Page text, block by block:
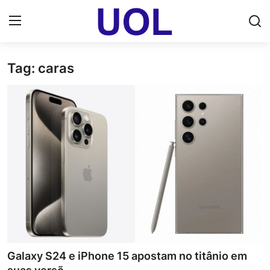
Login
Home
UOL Email Entrar
Uol pt Bate Papo Gratis
Economia
Dólar Cotação de Hoje
Tag: caras
Galaxy S24 e iPhone 15 apostam no titânio em